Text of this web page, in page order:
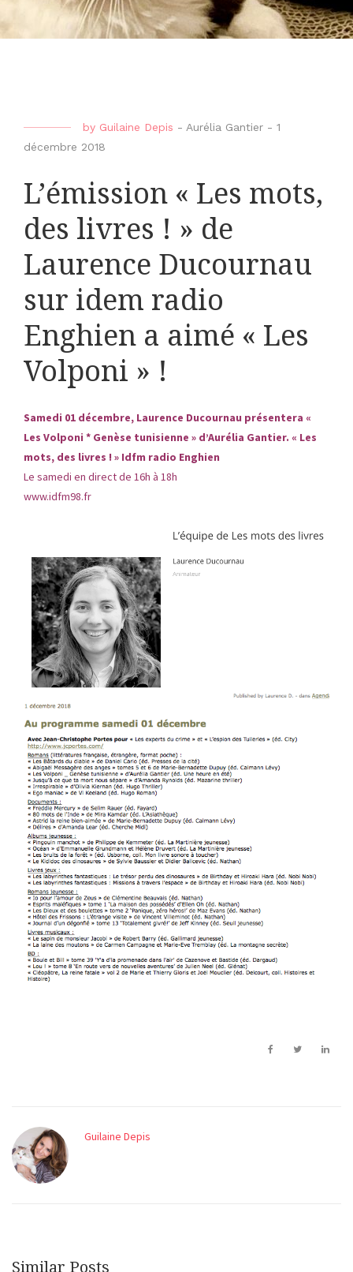
by Guilaine Depis - Aurélia Gantier - 1
décembre 2018
L’émission « Les mots,
des livres ! » de
Laurence Ducournau
sur idem radio
Enghien a aimé « Les
Volponi » !
Samedi 01 décembre, Laurence Ducournau présentera «
Les Volponi * Genèse tunisienne » d’Aurélia Gantier. « Les
mots, des livres ! » Idfm radio Enghien
Le samedi en direct de 16h à 18h
www.idfm98.fr
Guilaine Depis
Similar Posts